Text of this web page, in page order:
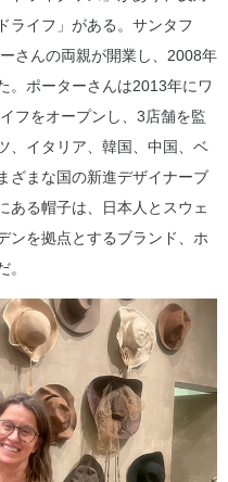
ライフ」がある。サンタフ
さんの両親が開業し、2008年
。ポーターさんは2013年にワ
フをオープンし、3店舗を監
、イタリア、韓国、中国、ベ
ざまな国の新進デザイナーブ
ある帽子は、日本人とスウェ
ンを拠点とするブランド、ホ
。